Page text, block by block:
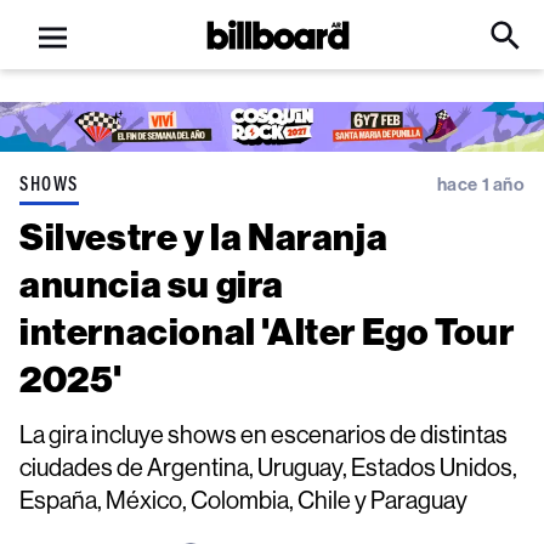
Open
menu
Billboard
Click
Input
SHOWS hace 1 año
Silvestre y la Naranja
anuncia su gira
internacional 'Alter Ego Tour
2025'
La gira incluye shows en escenarios de distintas
ciudades de Argentina, Uruguay, Estados Unidos,
España, México, Colombia, Chile y Paraguay